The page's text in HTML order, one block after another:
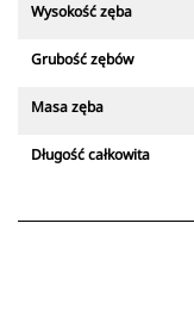
Wysokość zęba
Grubość zębów
Masa zęba
Długość całkowita